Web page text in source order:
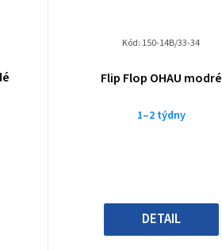
Flip Flop OHAU modré
1–2 týdny
DETAIL
Kód: 150-14B/33-34